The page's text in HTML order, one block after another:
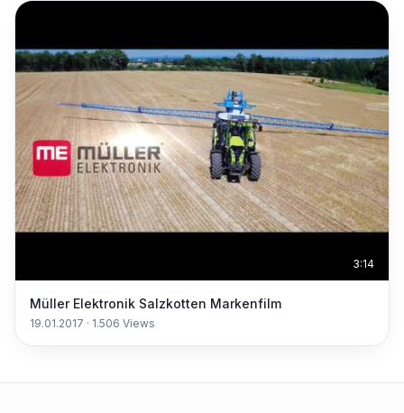
3:14
Müller Elektronik Salzkotten Markenfilm
19.01.2017 · 1.506 Views